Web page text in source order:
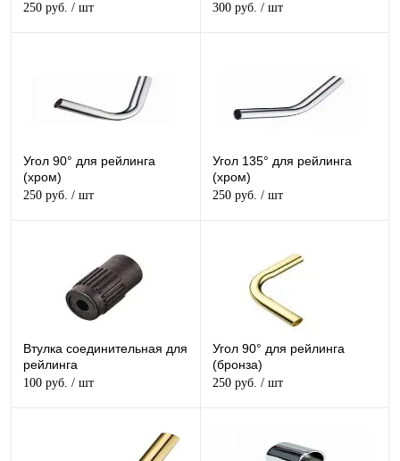
250 руб. / шт 300 руб. / шт
Угол 90° для рейлинга
(хром)
250 руб. / шт
Угол 135° для рейлинга
(хром)
250 руб. / шт
Втулка соединительная для
рейлинга
100 руб. / шт
Угол 90° для рейлинга
(бронза)
250 руб. / шт